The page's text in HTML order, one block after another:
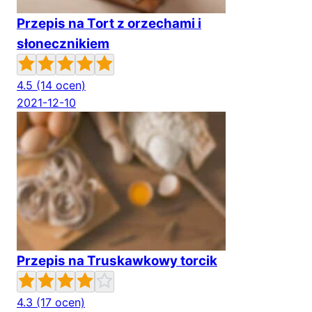
Przepis na Tort z orzechami i
słonecznikiem
4.5 (14 ocen)
2021-12-10
Przepis na Truskawkowy torcik
4.3 (17 ocen)